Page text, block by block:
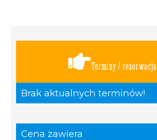
Terminy / rezerwacja
Brak aktualnych terminów!
Cena zawiera